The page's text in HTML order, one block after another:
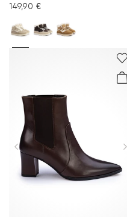
149,90 €